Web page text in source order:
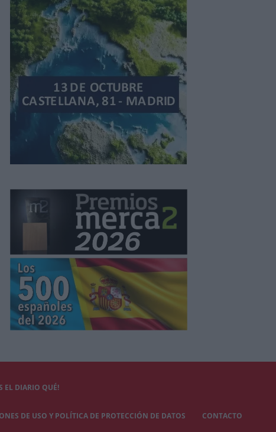
EL DIARIO QUÉ!
DE USO Y POLÍTICA DE PROTECCIÓN DE DATOS CONTACTO